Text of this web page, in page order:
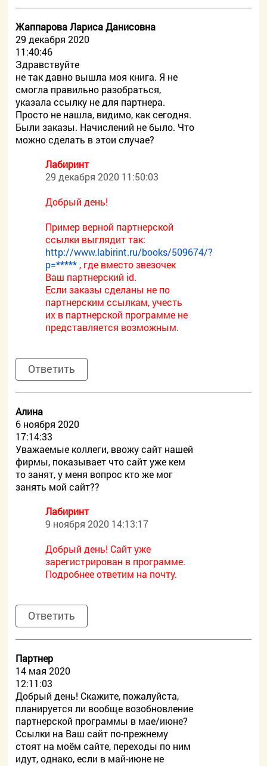
Жаппарова Лариса Данисовна
29 декабря 2020
11:40:46
Здравствуйте
не так давно вышла моя книга. Я не
смогла правильно разобраться,
указала ссылку не для партнера.
Просто не нашла, видимо, как сегодня.
Были заказы. Начислений не было. Что
можно сделать в этои случае?
Лабиринт
29 декабря 2020 11:50:03
Добрый день!
Пример верной партнерской
ссылки выглядит так:
http://www.labirint.ru/books/509674/?
p=***** , где вместо звезочек
Ваш партнерский id.
Если заказы сделаны не по
партнерским ссылкам, учесть
их в партнерской программе не
представляется возможным.
Ответить
Алина
6 ноября 2020
17:14:33
Уважаемые коллеги, ввожу сайт нашей
фирмы, показывает что сайт уже кем
то занят, у меня вопрос кто же мог
занять мой сайт??
Лабиринт
9 ноября 2020 14:13:17
Добрый день! Сайт уже
зарегистрирован в программе.
Подробнее ответим на почту.
Ответить
Партнер
14 мая 2020
12:11:03
Добрый день! Скажите, пожалуйста,
планируется ли вообще возобновление
партнерской программы в мае/июне?
Ссылки на Ваш сайт по-прежнему
стоят на моём сайте, переходы по ним
идут, однако, если в май-июне не